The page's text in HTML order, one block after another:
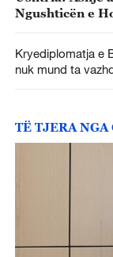
Ngushticën e
Kryediplomatja e
nuk mund ta
TË TJERA NGA